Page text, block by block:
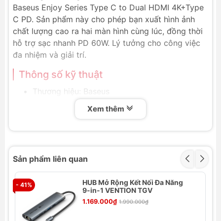
Baseus Enjoy Series Type C to Dual HDMI 4K+Type
C PD. Sản phẩm này cho phép bạn xuất hình ảnh
chất lượng cao ra hai màn hình cùng lúc, đồng thời
hỗ trợ sạc nhanh PD 60W. Lý tưởng cho công việc
đa nhiệm và giải trí.
Thông số kỹ thuật
Thương hiệu: Baseus
Mã sản phẩm: LV442-GY
Mã quốc tế: CAHUB-I0G
2*4K/30Hz
Trọng lượng: 150 gram
Hỗ trợ xuất cùng lúc ra 2 màn hình với 2 nội
dung khác nhau.
Tính năng nổi bật
Xem thêm
Sản phẩm liên quan
- 41%
HUB Mở Rộng Kết Nối Đa Năng
9-in-1 VENTION TGV
1.169.000₫ 1.990.000₫